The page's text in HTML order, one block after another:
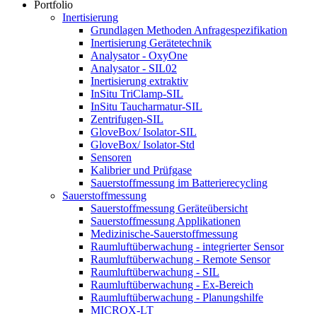
Portfolio
Inertisierung
Grundlagen Methoden Anfragespezifikation
Inertisierung Gerätetechnik
Analysator - OxyOne
Analysator - SIL02
Inertisierung extraktiv
InSitu TriClamp-SIL
InSitu Taucharmatur-SIL
Zentrifugen-SIL
GloveBox/ Isolator-SIL
GloveBox/ Isolator-Std
Sensoren
Kalibrier und Prüfgase
Sauerstoffmessung im Batterierecycling
Sauerstoffmessung
Sauerstoffmessung Geräteübersicht
Sauerstoffmessung Applikationen
Medizinische-Sauerstoffmessung
Raumluftüberwachung - integrierter Sensor
Raumluftüberwachung - Remote Sensor
Raumluftüberwachung - SIL
Raumluftüberwachung - Ex-Bereich
Raumluftüberwachung - Planungshilfe
MICROX-LT